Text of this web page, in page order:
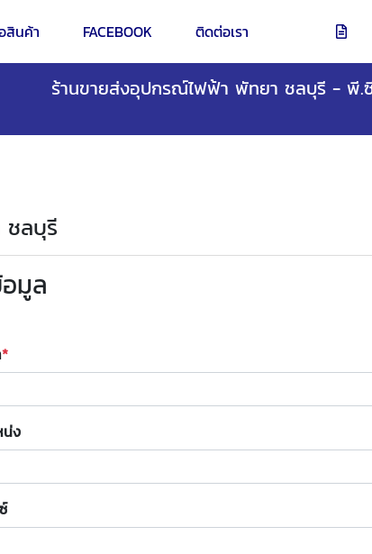
สินค้า FACEBOOK ติดต่อเรา
ร้านขายส่งอุปกรณ์ไฟฟ้า พัทยา ชลบุรี - พี.
ชลบุรี
มูล
น่ง